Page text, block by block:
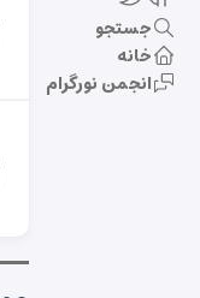
جستجو
خانه
انجمن نورگرام